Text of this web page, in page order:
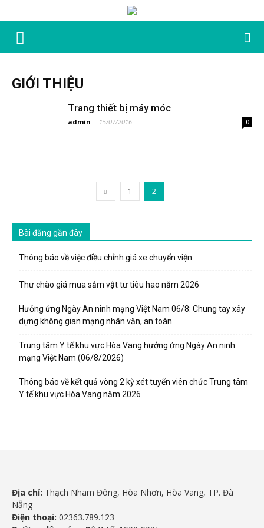
GIỚI THIỆU
Trang thiết bị máy móc
admin - 15/07/2016 0
1 2
Bài đăng gần đây
Thông báo về việc điều chỉnh giá xe chuyển viện
Thư chào giá mua sắm vật tư tiêu hao năm 2026
Hưởng ứng Ngày An ninh mạng Việt Nam 06/8: Chung tay xây
dựng không gian mạng nhân văn, an toàn
Trung tâm Y tế khu vực Hòa Vang hưởng ứng Ngày An ninh
mạng Việt Nam (06/8/2026)
Thông báo về kết quả vòng 2 kỳ xét tuyển viên chức Trung tâm
Y tế khu vực Hòa Vang năm 2026
Địa chỉ: Thạch Nham Đông, Hòa Nhơn, Hòa Vang, TP. Đà
Nẵng
Điện thoại: 02363.789.123